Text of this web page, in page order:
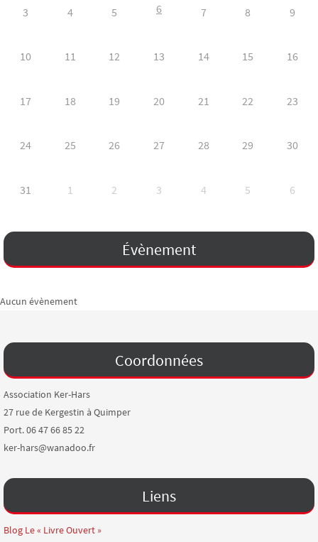
3 4 5 6 7 8 9
10 11 12 13 14 15 16
17 18 19 20 21 22 23
24 25 26 27 28 29 30
31 1 2 3 4 5 6
Évènement
Aucun évènement
Coordonnées
Association Ker-Hars
27 rue de Kergestin à Quimper
Port. 06 47 66 85 22
ker-hars@wanadoo.fr
Liens
Blog Le « Livre Ouvert »